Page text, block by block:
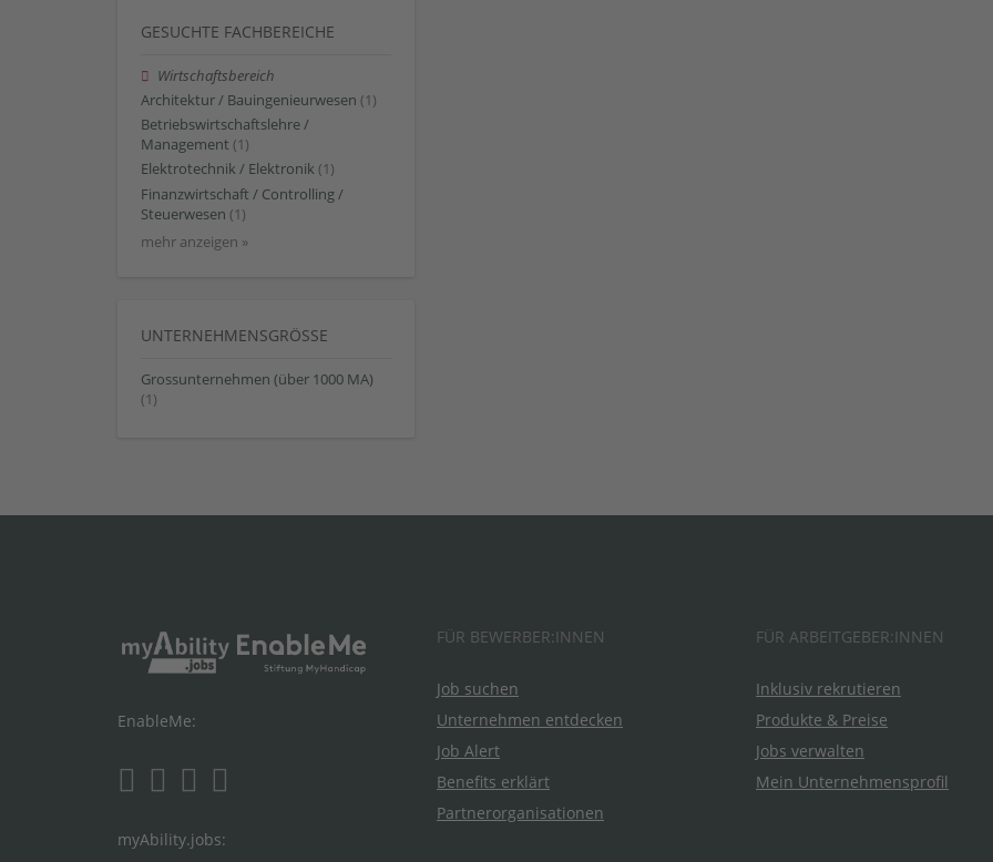
GESUCHTE FACHBEREICHE
Wirtschaftsbereich
Architektur / Bauingenieurwesen (1)
Betriebswirtschaftslehre /
Management (1)
Elektrotechnik / Elektronik (1)
Finanzwirtschaft / Controlling /
Steuerwesen (1)
mehr anzeigen »
UNTERNEHMENSGRÖSSE
Grossunternehmen (über 1000 MA)
(1)
EnableMe:
myAbility.jobs:
FÜR BEWERBER:INNEN
Job suchen
Unternehmen entdecken
Job Alert
Benefits erklärt
Partnerorganisationen
FÜR ARBEITGEBER:INNEN
Inklusiv rekrutieren
Produkte & Preise
Jobs verwalten
Mein Unternehmensprofil